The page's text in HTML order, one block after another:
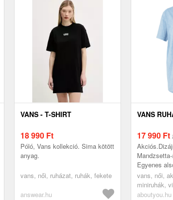
VANS - T-SHIRT
18 990 Ft
Póló, Vans kollekció. Sima kötött
anyag.
vans, női, ruházat, ruhák, fekete
answear.hu
VANS
17 990 Ft
Egyenes
Pamut;
kivágás;
Rész...
vans, női,
miniruhák,
aboutyou.hu